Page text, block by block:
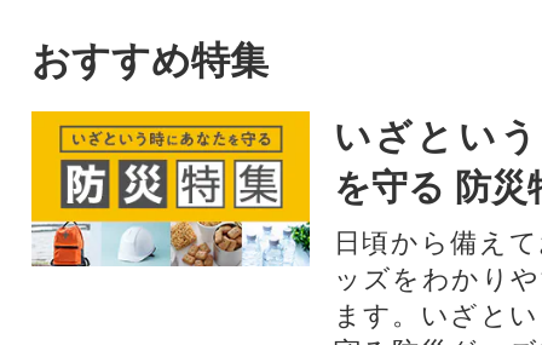
おすすめ特集
いざとい
を守る 防災
日頃から備え
ッズをわかり
ます。いざと